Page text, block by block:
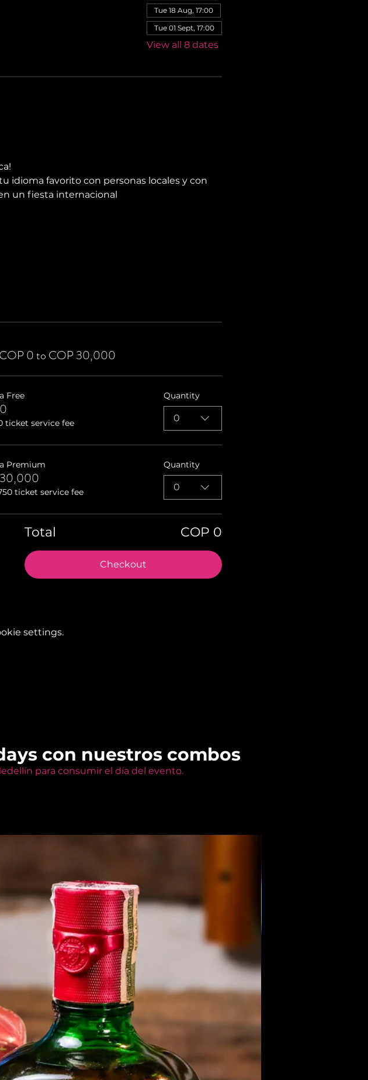
Tue 18 Aug, 17:00
Tue 01 Sept, 17:00
View all 8 dates
idioma favorito con personas locales y con
un fiesta internacional
0 to COP 30,000
Free
ticket service fee
Quantity
0
Premium
ticket service fee
Quantity
0
Total COP 0
Checkout
settings.
con nuestros combos
para consumir el día del evento.